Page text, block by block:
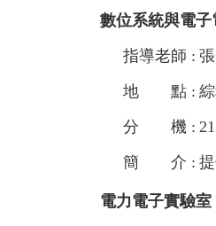
數位系統與電
指導老師 :
地 點 :
分 機 :
簡 介 :
電力電子實驗室